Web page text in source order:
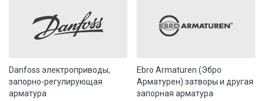
Danfoss электроприводы,
запорно-регулирующая
арматура
Ebro Armaturen (Эбро
Арматурен) затворы и другая
запорная арматура